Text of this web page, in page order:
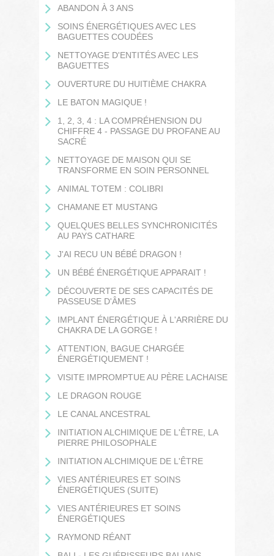
ABANDON À 3 ANS
SOINS ÉNERGÉTIQUES AVEC LES
BAGUETTES COUDÉES
NETTOYAGE D'ENTITÉS AVEC LES
BAGUETTES
OUVERTURE DU HUITIÈME CHAKRA
LE BATON MAGIQUE !
1, 2, 3, 4 : LA COMPRÉHENSION DU
CHIFFRE 4 - PASSAGE DU PROFANE AU
SACRÉ
NETTOYAGE DE MAISON QUI SE
TRANSFORME EN SOIN PERSONNEL
ANIMAL TOTEM : COLIBRI
CHAMANE ET MUSTANG
QUELQUES BELLES SYNCHRONICITÉS
AU PAYS CATHARE
J'AI RECU UN BÉBÉ DRAGON !
UN BÉBÉ ÉNERGÉTIQUE APPARAIT !
DÉCOUVERTE DE SES CAPACITÉS DE
PASSEUSE D'ÂMES
IMPLANT ÉNERGÉTIQUE À L'ARRIÈRE DU
CHAKRA DE LA GORGE !
ATTENTION, BAGUE CHARGÉE
ÉNERGÉTIQUEMENT !
VISITE IMPROMPTUE AU PÈRE LACHAISE
LE DRAGON ROUGE
LE CANAL ANCESTRAL
INITIATION ALCHIMIQUE DE L'ÊTRE, LA
PIERRE PHILOSOPHALE
INITIATION ALCHIMIQUE DE L'ÊTRE
VIES ANTÉRIEURES ET SOINS
ÉNERGÉTIQUES (SUITE)
VIES ANTÉRIEURES ET SOINS
ÉNERGÉTIQUES
RAYMOND RÉANT